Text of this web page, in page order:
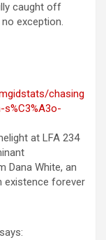
caught off
exception.
chasing
at LFA 234
Dana White, an
existence forever
says: